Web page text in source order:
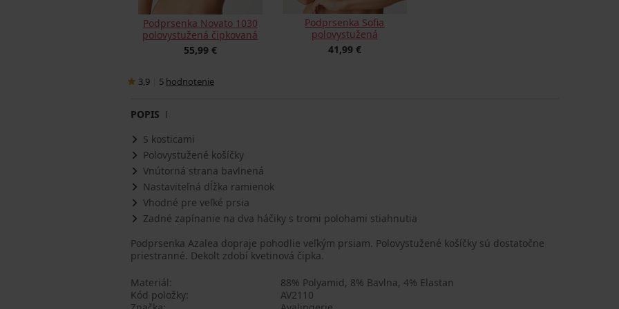
Podprsenka Novato 1030
polovystužená čipkovaná
55,99 €
Podprsenka Sofia
polovystužená
41,99 €
3,9 5 hodnotenie
POPIS
S kosticami
Polovystužené košíčky
Vnútorná strana bavlnená
Nastaviteľná dĺžka ramienok
Vhodné pre veľké prsia
Zadné zapínanie na dva háčiky s tromi polohami stiahnutia
Podprsenka Azalea dopraje pohodlie veľkým prsiam. Polovystužené košíčky sú dostatočne
priestranné. Dekolt zdobí kvetinová čipka.
Materiál
88% Polyamid, 8% Bavlna, 4% Elastan
Kód položky
AV2110